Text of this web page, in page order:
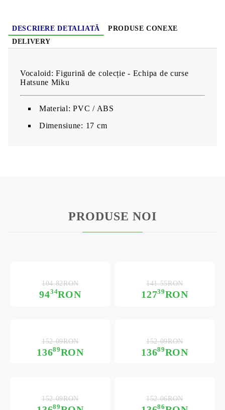
DESCRIERE DETALIATĂ
PRODUSE CONEXE
DELIVERY
Vocaloid: Figurină de colecție - Echipa de curse
Hatsune Miku
Material: PVC / ABS
Dimensiune: 17 cm
PRODUSE NOI
9434RON
104.82RON
12739RON
141.55RON
13689RON
152.09RON
13689RON
152.09RON
89
152.09RON
86
152.06RON